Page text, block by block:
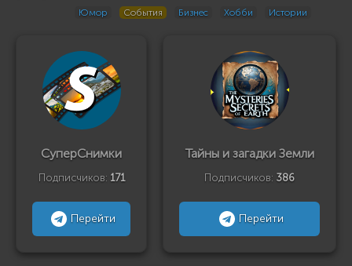
Юмор
События Бизнес Хобби Истории
СуперСнимки
Подписчиков: 171
Перейти
Тайны и загадки Земли
Подписчиков: 386
Перейти